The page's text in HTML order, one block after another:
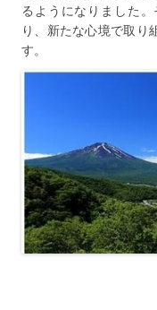
るようになりました
り、新たな心境で取り
す。